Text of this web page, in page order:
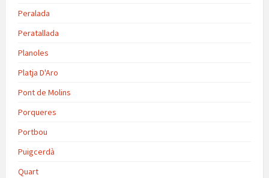
Peralada
Peratallada
Planoles
Platja D'Aro
Pont de Molins
Porqueres
Portbou
Puigcerdà
Quart